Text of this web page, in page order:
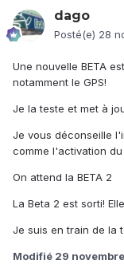
dago
Posté(e) 28
Une nouvelle BETA
notamment le GPS!
Je la teste et met à
Je vous déconseille
comme l'activation
On attend la BETA 2
La Beta 2 est sorti!
Je suis en train de la
Modifié 29